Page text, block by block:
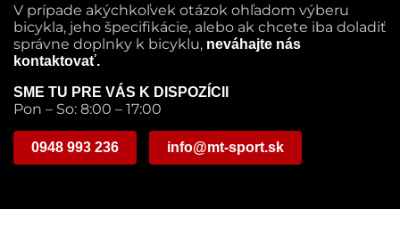
V prípade akýchkoľvek otázok ohľadom výberu
bicykla, jeho špecifikácie, alebo ak chcete iba doladiť
správne doplnky k bicyklu, neváhajte nás
kontaktovať.
SME TU PRE VÁS K DISPOZÍCII
Pon – So: 8:00 – 17:00
0948 993 236 info@mt-sport.sk